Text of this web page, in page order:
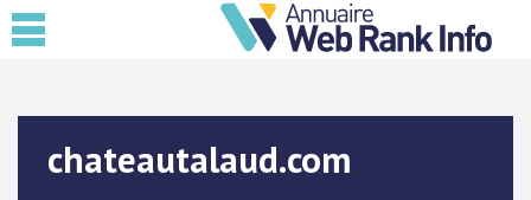
chateautalaud.com